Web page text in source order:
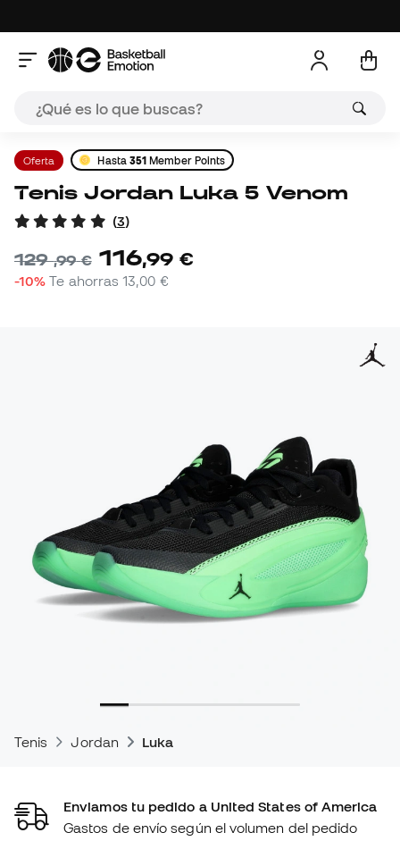
Oferta Hasta 351 Member Points
Tenis Jordan Luka 5 Venom
(3)
129,99 € 116,99 €
-10% Te ahorras13,00 €
Tenis Jordan Luka
Enviamos tu pedido a United States of America
Gastos de envío según el volumen del pedido